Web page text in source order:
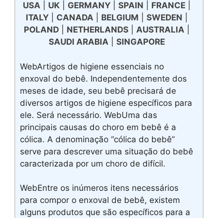
USA| UK| GERMANY| SPAIN FRANCE|
ITALY| CANADA| BELGIUM SWEDEN
POLAND| NETHERLANDS| AUSTRALIA|
SAUDI ARABIA| SINGAPORE
WebArtigos de higiene essenciais no
enxoval do bebê. Independentemente dos
meses de idade, seu bebê precisará de
diversos artigos de higiene específicos para
ele. Será necessário. WebUma das
principais causas do choro em bebê é a
cólica. A denominação “cólica do bebê”
serve para descrever uma situação do bebê
caracterizada por um choro de difícil.
WebEntre os inúmeros itens necessários
para compor o enxoval de bebê, existem
alguns produtos que são específicos para a